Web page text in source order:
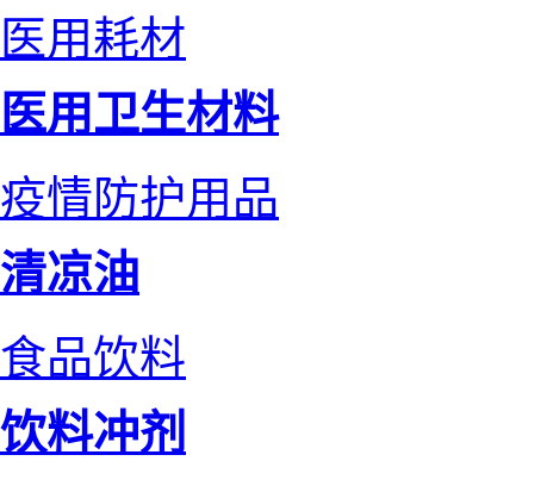
医用耗材
医用卫生材料
疫情防护用品
清凉油
食品饮料
饮料冲剂